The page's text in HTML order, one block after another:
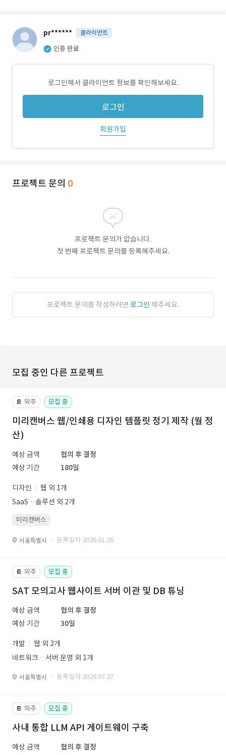
pr****** 클라이언트
인증 완료
로그인해서 클라이언트 정보를 확인해보세요.
로그인
회원가입
프로젝트 문의 0
프로젝트 문의가 없습니다.
첫 번째 프로젝트 문의를 등록해주세요.
프로젝트 문의를 작성하려면 로그인 해주세요.
모집 중인 다른 프로젝트
📔 외주 모집 중
미리캔버스 웹/인쇄용 디자인 템플릿 정기 제작 (월 정
산)
예상 금액
협의 후 결정
예상 기간
180일
디자인
웹 외 1개
SaaSㆍ솔루션 외 2개
미리캔버스
서울특별시 · 등록일자 2026.01.26.
📔 외주 모집 중
SAT 모의고사 웹사이트 서버 이관 및 DB 튜닝
예상 금액
협의 후 결정
예상 기간
30일
개발
웹 외 2개
네트워크ㆍ서버 운영 외 1개
서울특별시 · 등록일자 2026.07.27.
📔 외주 모집 중
사내 통합 LLM API 게이트웨이 구축
예상 금액
협의 후 결정